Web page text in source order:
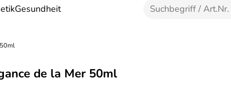
Gesundheit
de la Mer 50ml